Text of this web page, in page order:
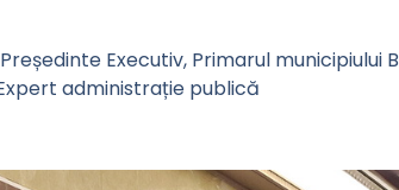
Executiv, Primarul municipiului
administrație publică